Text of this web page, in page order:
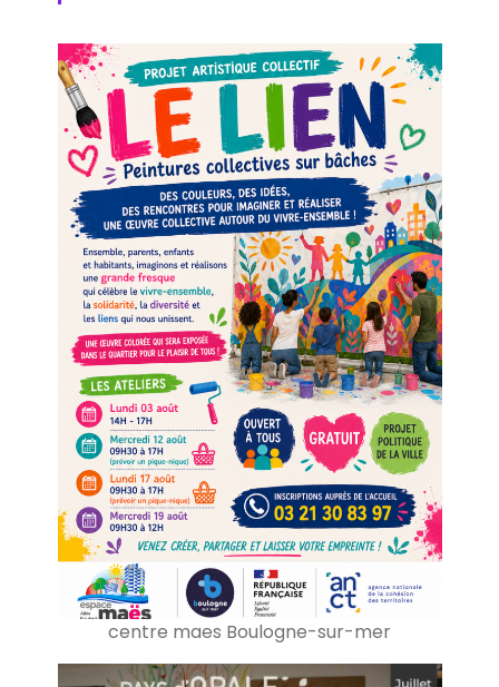
centre maes Boulogne-sur-mer